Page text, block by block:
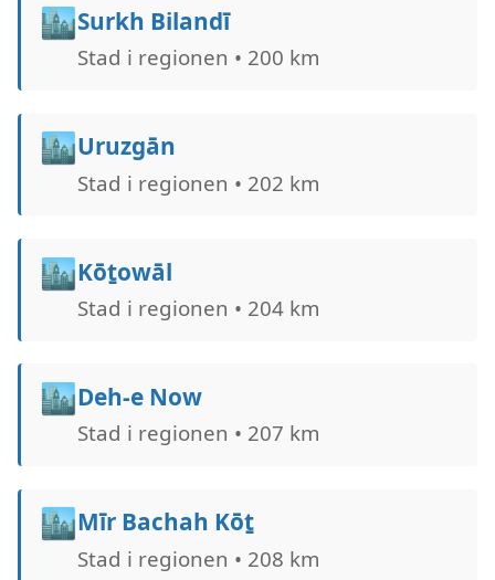
🏙️Surkh Bilandī
Stad i regionen • 200 km
🏙️Uruzgān
Stad i regionen • 202 km
🏙️Kōṯowāl
Stad i regionen • 204 km
🏙️Deh-e Now
Stad i regionen • 207 km
🏙️Mīr Bachah Kōṯ
Stad i regionen • 208 km